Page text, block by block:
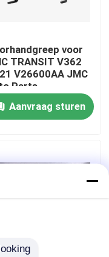
voor
TRANSIT V362
V26600AA JMC
Parts
Aanvraag sturen